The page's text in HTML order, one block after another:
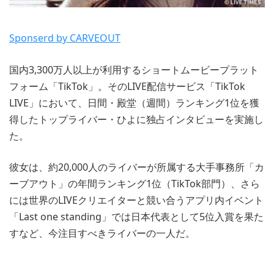
Sponserd by CARVEOUT
国内3,300万人以上が利用するショートムービープラット
フォーム「TikTok」。そのLIVE配信サービス「TikTok
LIVE」において、日間・殿堂（週間）ランキング1位を獲
得したトップライバー・ひよに独占インタビューを実施し
た。
彼女は、約20,000人のライバーが所属する大手事務所「カ
ーブアウト」の年間ランキング1位（TikTok部門）、さら
には世界のLIVEクリエイターと競い合うアプリ内イベント
「Last one standing」では日本代表として5位入賞を果た
すなど、今注目すべきライバーの一人だ。